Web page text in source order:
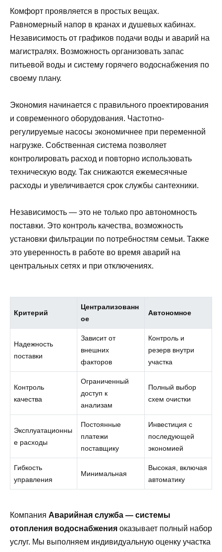
Комфорт проявляется в простых вещах.
Равномерный напор в кранах и душевых кабинах.
Независимость от графиков подачи воды и аварий на
магистралях. Возможность организовать запас
питьевой воды и систему горячего водоснабжения по
своему плану.
Экономия начинается с правильного проектирования
и современного оборудования. Частотно-
регулируемые насосы экономичнее при переменной
нагрузке. Собственная система позволяет
контролировать расход и повторно использовать
техническую воду. Так снижаются ежемесячные
расходы и увеличивается срок службы сантехники.
Независимость — это не только про автономность
поставки. Это контроль качества, возможность
установки фильтрации по потребностям семьи. Также
это уверенность в работе во время аварий на
центральных сетях и при отключениях.
Критерий
Централизованн
ое
Автономное
Надежность
поставки
Зависит от
внешних
факторов
Контроль и
резерв внутри
участка
Контроль
качества
Ограниченный
доступ к
анализам
Полный выбор
схем очистки
Эксплуатационны
е расходы
Постоянные
платежи
поставщику
Инвестиция с
последующей
экономией
Гибкость
управления
Минимальная
Высокая, включая
автоматику
Компания Аварийная служба — системы
отопления водоснабжения оказывает полный набор
услуг. Мы выполняем индивидуальную оценку участка